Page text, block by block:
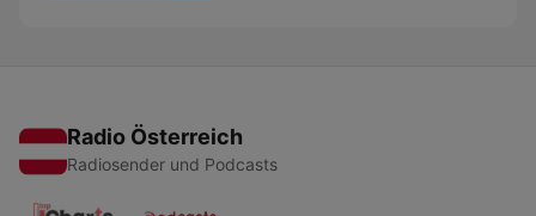
Radio Österreich
Radiosender und Podcasts